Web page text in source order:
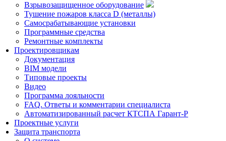
Взрывозащищенное оборудование
Тушение пожаров класса D (металлы)
Самосрабатывающие установки
Программные средства
Ремонтные комплекты
Проектировщикам
Документация
BIM модели
Типовые проекты
Видео
Программа лояльности
FAQ. Ответы и комментарии специалиста
Автоматизированный расчет КТСПА Гарант-Р
Проектные услуги
Защита транспорта